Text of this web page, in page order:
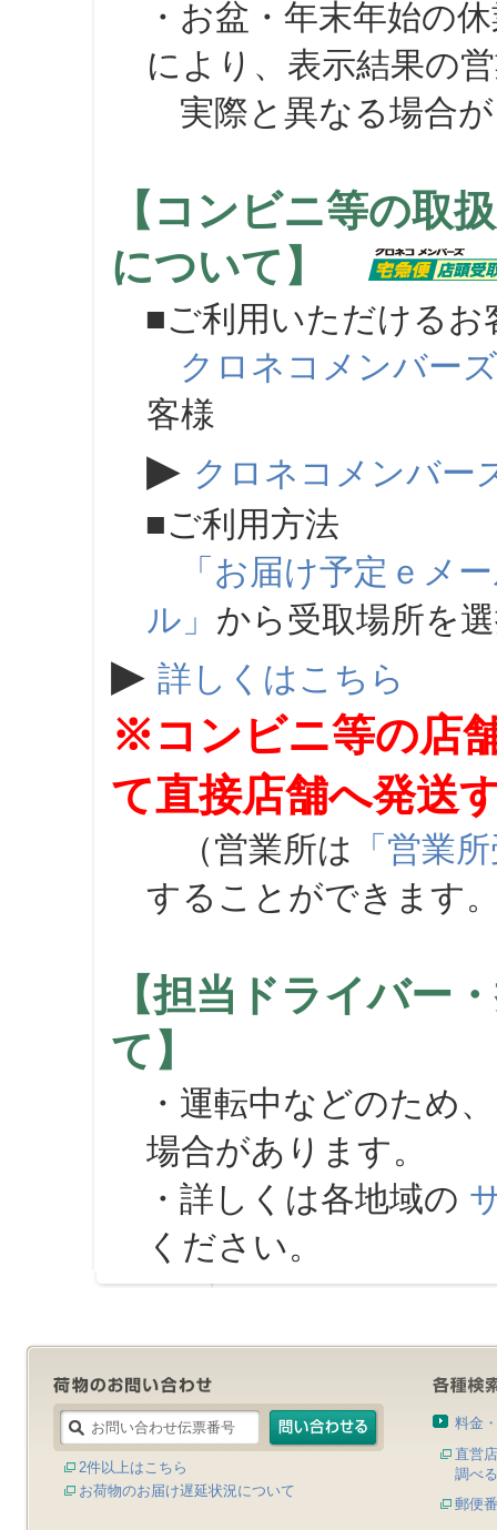
・お盆・年末年始の
により、表示結果の
実際と異なる場合が
【コンビニ等の取
について】
■ご利用いただけるお
クロネコメンバーズ
客様
▶ クロネコメンバー
■ご利用方法
「お届け予定ｅメ
ル」 から受取場所を
▶ 詳しくはこちら
※コンビニ等の店
て直接店舗へ発送
（営業所は 「営業
することができます
【担当ドライバー
て】
・運転中などのため
場合があります。
・詳しくは各地域の
ください。
2件以上はこちら
お荷物のお届け遅延状況について
料金
直営
調べる
郵便